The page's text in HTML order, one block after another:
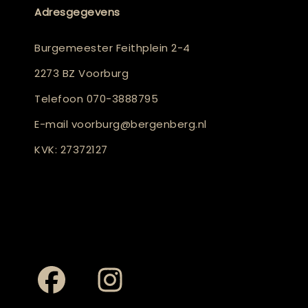
Adresgegevens
Burgemeester Feithplein 2-4
2273 BZ Voorburg
Telefoon 070-3888795
E-mail voorburg@bergenberg.nl
KVK: 27372127